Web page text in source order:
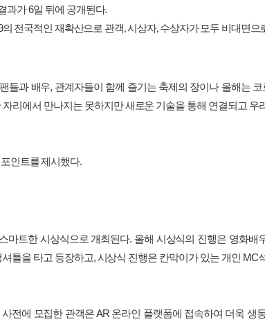
과가6일 뒤에 공개된다.
의 전국적인 재확산으로 관객,시상자, 수상자가 모두 비대면으
팬들과 배우, 관계자들이 함께 즐기는 축제의 장이나 올해는 코
자리에서 만나지는 못하지만 새로운 기술을 통해 연결되고 우
포인트를제시했다.
스마트한 시상식으로 개최된다. 올해 시상식의 진행은 영화배
셔틀을 타고 등장하고,시상식 진행은 칸막이가 있는 개인 MC
사전에 모집한 관객은AR 온라인 플랫폼에 접속하여 더욱 생